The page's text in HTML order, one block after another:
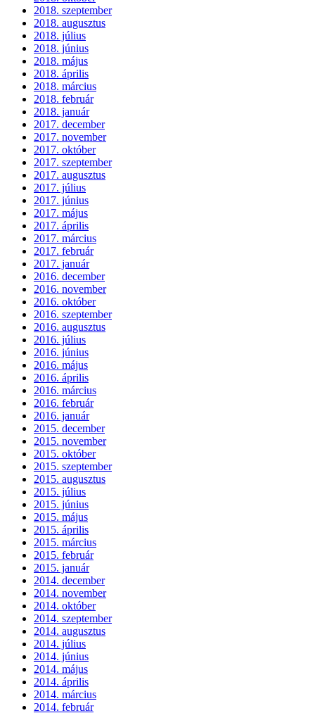
2018. szeptember
2018. augusztus
2018. július
2018. június
2018. május
2018. április
2018. március
2018. február
2018. január
2017. december
2017. november
2017. október
2017. szeptember
2017. augusztus
2017. július
2017. június
2017. május
2017. április
2017. március
2017. február
2017. január
2016. december
2016. november
2016. október
2016. szeptember
2016. augusztus
2016. július
2016. június
2016. május
2016. április
2016. március
2016. február
2016. január
2015. december
2015. november
2015. október
2015. szeptember
2015. augusztus
2015. július
2015. június
2015. május
2015. április
2015. március
2015. február
2015. január
2014. december
2014. november
2014. október
2014. szeptember
2014. augusztus
2014. július
2014. június
2014. május
2014. április
2014. március
2014. február